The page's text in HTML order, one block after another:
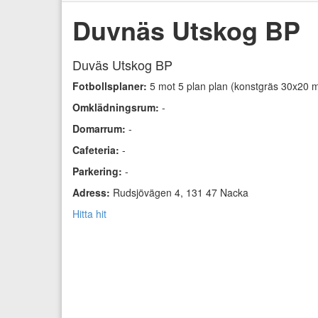
Duvnäs Utskog BP
Duväs Utskog BP
Fotbollsplaner: 5 mot 5 plan plan (konstgräs 30x20
Omklädningsrum: -
Domarrum: -
Cafeteria: -
Parkering: -
Adress: Rudsjövägen 4, 131 47 Nacka
Hitta hit